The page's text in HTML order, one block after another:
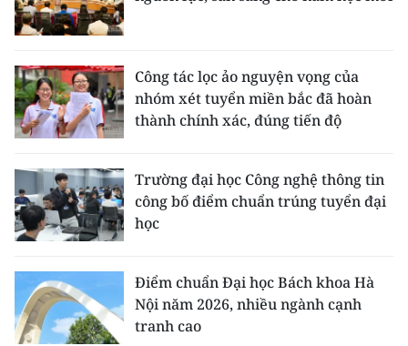
Công tác lọc ảo nguyện vọng của
nhóm xét tuyển miền bắc đã hoàn
thành chính xác, đúng tiến độ
Trường đại học Công nghệ thông tin
công bố điểm chuẩn trúng tuyển đại
học
Điểm chuẩn Đại học Bách khoa Hà
Nội năm 2026, nhiều ngành cạnh
tranh cao